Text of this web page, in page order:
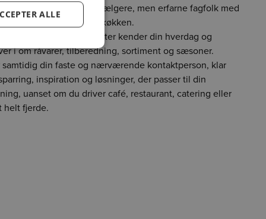
inco møder du ikke bare sælgere, men erfarne fagfolk med
i det professionelle køkken.
gastronomiske konsulenter kender din hverdag og
i om råvarer, tilberedning, sortiment og sæsoner.
samtidig din faste og nærværende kontaktperson, klar
inspiration og løsninger, der passer til din
uanset om du driver café, restaurant, catering eller
helt fjerde.
ALLE